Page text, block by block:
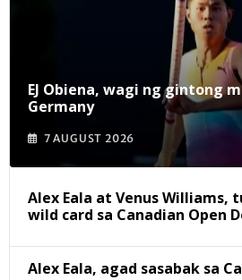
EJ Obiena, wagi ng gintong
Germany
7 AUGUST 2026
Alex Eala at Venus Williams,
wild card sa Canadian Open
Alex Eala, agad sasabak sa